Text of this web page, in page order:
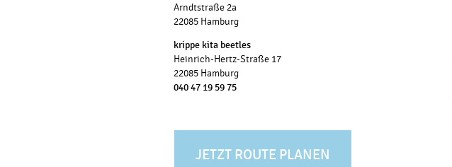
Arndtstraße 2a
22085 Hamburg
krippe kita beetles
Heinrich-Hertz-Straße 17
22085 Hamburg
040 47 19 59 75
JETZT ROUTE PLANEN